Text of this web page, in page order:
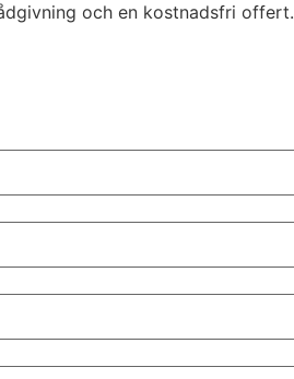
och en kostnadsfri offert.